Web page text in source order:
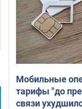
Мобильные
тарифы "до
связи